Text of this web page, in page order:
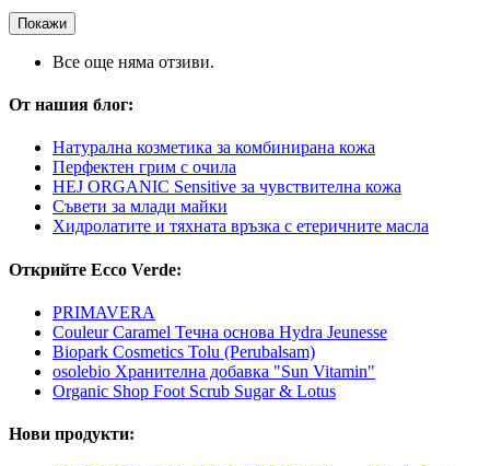
Покажи
Все още няма отзиви.
От нашия блог:
Натурална козметика за комбинирана кожа
Перфектен грим с очила
HEJ ORGANIC Sensitive за чувствителна кожа
Съвети за млади майки
Хидролатите и тяхната връзка с етеричните масла
Открийте Ecco Verde:
PRIMAVERA
Couleur Caramel Течна основа Hydra Jeunesse
Biopark Cosmetics Tolu (Perubalsam)
osolebio Хранителна добавка "Sun Vitamin"
Organic Shop Foot Scrub Sugar & Lotus
Нови продукти: